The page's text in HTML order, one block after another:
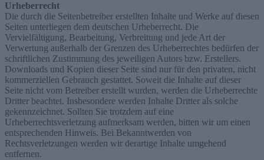
Urheberrecht
Die durch die Seitenbetreiber erstellten Inhalte und Werke auf diesen
Seiten unterliegen dem deutschen Urheberrecht. Die
Vervielfältigung, Bearbeitung, Verbreitung und jede Art der
Verwertung außerhalb der Grenzen des Urheberrechtes bedürfen der
schriftlichen Zustimmung des jeweiligen Autors bzw. Erstellers.
Downloads und Kopien dieser Seite sind nur für den privaten, nicht
kommerziellen Gebrauch gestattet. Soweit die Inhalte auf dieser
Seite nicht vom Betreiber erstellt wurden, werden die Urheberrechte
Dritter beachtet. Insbesondere werden Inhalte Dritter als solche
gekennzeichnet. Sollten Sie trotzdem auf eine
Urheberrechtsverletzung aufmerksam werden, bitten wir um einen
entsprechenden Hinweis. Bei Bekanntwerden von
Rechtsverletzungen werden wir derartige Inhalte umgehend
entfernen.